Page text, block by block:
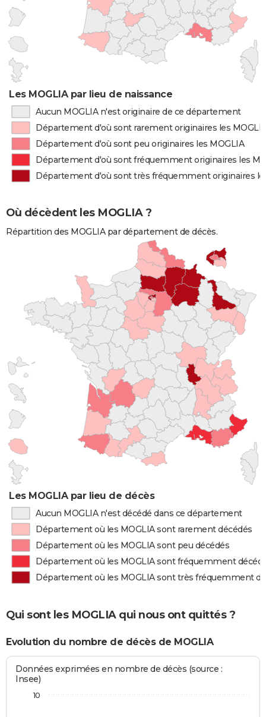
Les MOGLIA par lieu de naissance
Aucun MOGLIA n'est originaire de ce département
Département d'où sont rarement originaires les
Département d'où sont peu originaires les MOGLIA
Département d'où sont fréquemment originaires les
Département d'où sont très fréquemment originaires
Où décèdent les MOGLIA ?
Répartition des MOGLIA par département de décès.
Les MOGLIA par lieu de décès
Aucun MOGLIA n'est décédé dans ce département
Département où les MOGLIA sont rarement décédés
Département où les MOGLIA sont peu décédés
Département où les MOGLIA sont fréquemment
Département où les MOGLIA sont très fréquemment
Qui sont les MOGLIA qui nous ont quittés ?
Evolution du nombre de décès de MOGLIA
Données exprimées en nombre de décès (source :
Insee)
10